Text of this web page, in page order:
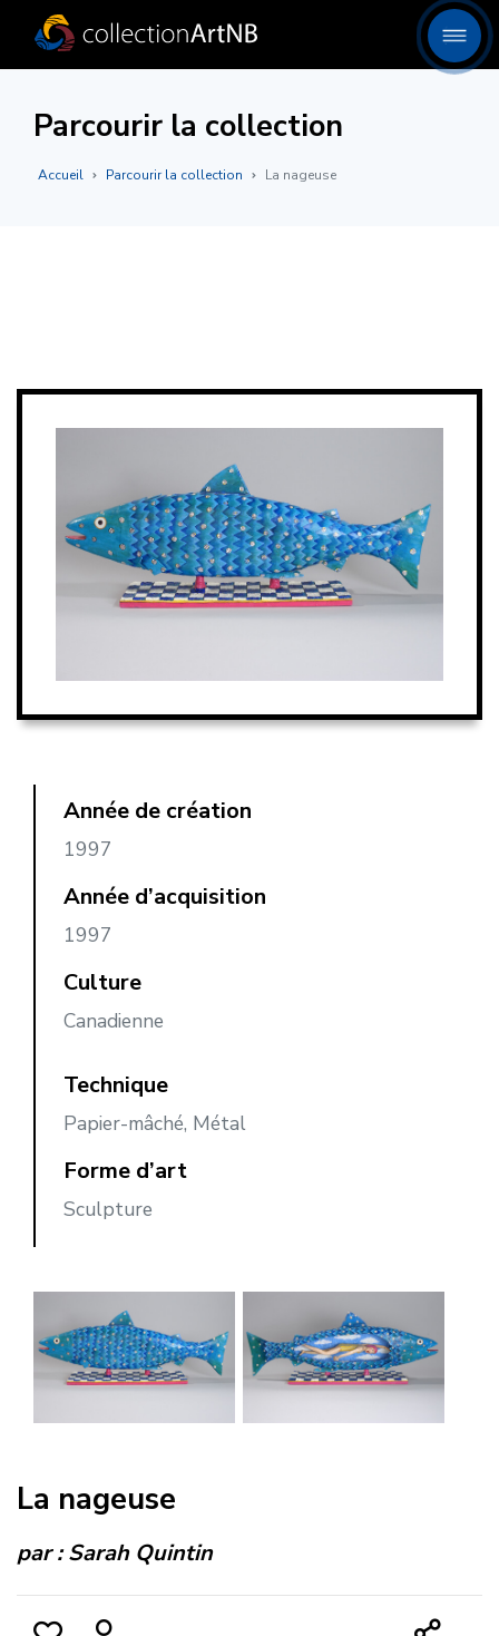
Parcourir la collection
Accueil Parcourir la collection La nageuse
Année de création
1997
Année d’acquisition
1997
Culture
Canadienne
Technique
Papier-mâché, Métal
Forme d’art
Sculpture
La nageuse
par :Sarah Quintin